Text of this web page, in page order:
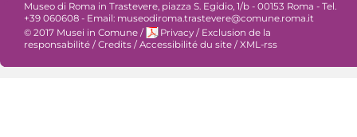
Museo di Roma in Trastevere, piazza S. Egidio, 1/b - 00153 Roma - Tel.
+39 060608 - Email: museodiroma.trastevere@comune.roma.it
© 2017 Musei in Comune / Privacy / Exclusion de la
responsabilité / Credits / Accessibilité du site / XML-rss